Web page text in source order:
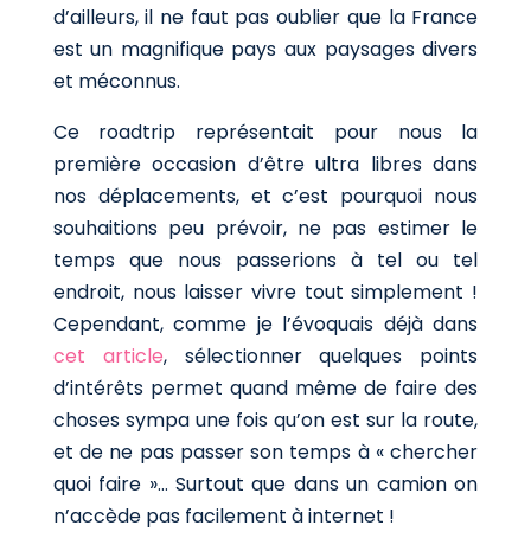
d’ailleurs, il ne faut pas oublier que la France
est un magnifique pays aux paysages divers
et méconnus.
Ce roadtrip représentait pour nous la
première occasion d’être ultra libres dans
nos déplacements, et c’est pourquoi nous
souhaitions peu prévoir, ne pas estimer le
temps que nous passerions à tel ou tel
endroit, nous laisser vivre tout simplement !
Cependant, comme je l’évoquais déjà dans
cet article, sélectionner quelques points
d’intérêts permet quand même de faire des
choses sympa une fois qu’on est sur la route,
et de ne pas passer son temps à « chercher
quoi faire »… Surtout que dans un camion on
n’accède pas facilement à internet !